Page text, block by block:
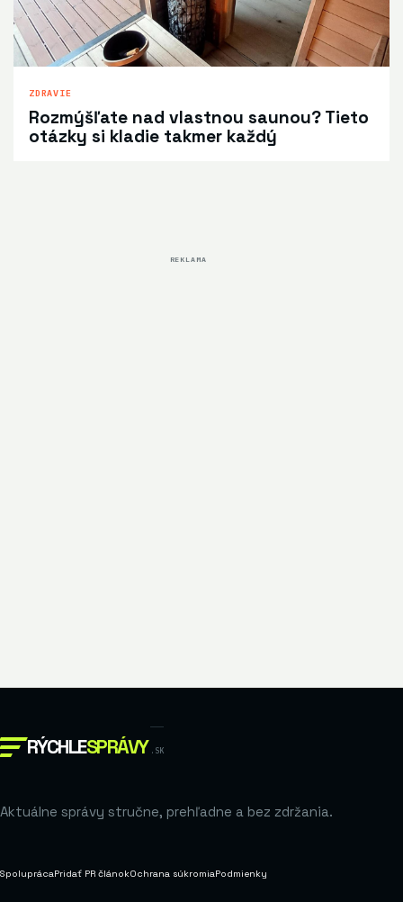
ZDRAVIE
Rozmýšľate nad vlastnou saunou? Tieto
otázky si kladie takmer každý
REKLAMA
RÝCHLESPRÁVY .SK
Aktuálne správy stručne, prehľadne a bez zdržania.
SpoluprácaPridať PR článokOchrana súkromiaPodmienky